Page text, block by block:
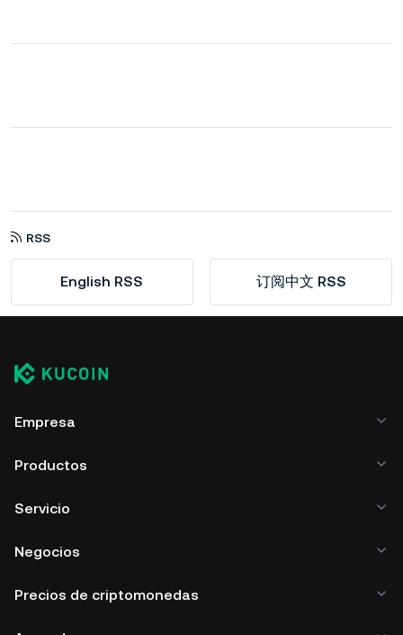
RSS
English RSS 订阅中文 RSS
Empresa
Productos
Servicio
Negocios
Precios de criptomonedas